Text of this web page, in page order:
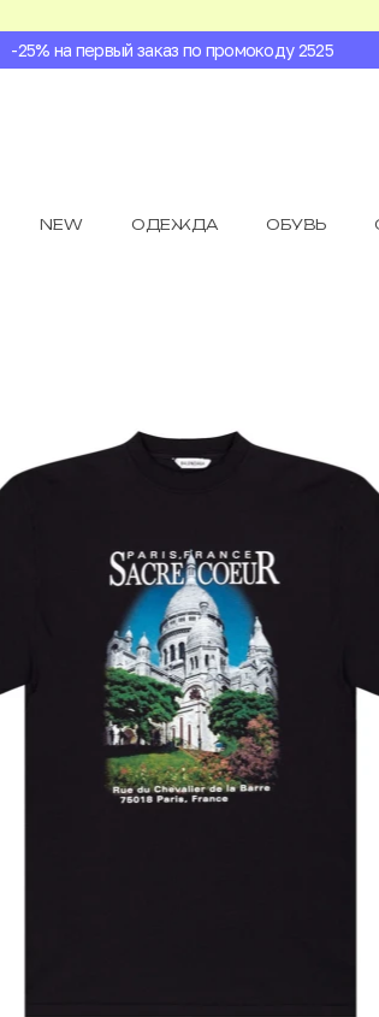
-25% на первый заказ по промокоду 2525
NEW ОДЕЖДА ОБУВЬ